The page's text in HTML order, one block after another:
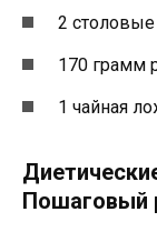
2 столовые
170 грамм
1 чайная
Пошаговый